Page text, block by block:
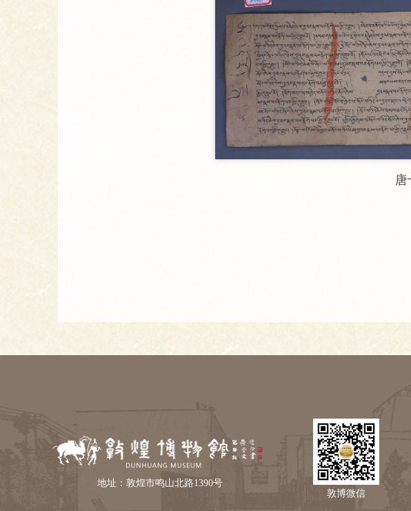
地址：敦煌市鸣山北路1390号
敦博微信